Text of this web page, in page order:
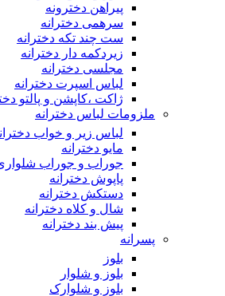
پیراهن دخترونه
سرهمی دخترانه
ست چند تکه دخترانه
زیردکمه دار دخترانه
مجلسی دخترانه
لباس اسپرت دخترانه
ژاکت ،کاپشن و پالتو
ملزومات لباس دخترانه
لباس زیر و خواب
مایو دخترانه
جوراب و جوراب
پاپوش دخترانه
دستکش دخترانه
شال و کلاه دخترانه
پیش بند دخترانه
پسرانه
بلوز
بلوز و شلوار
بلوز و شلوارک